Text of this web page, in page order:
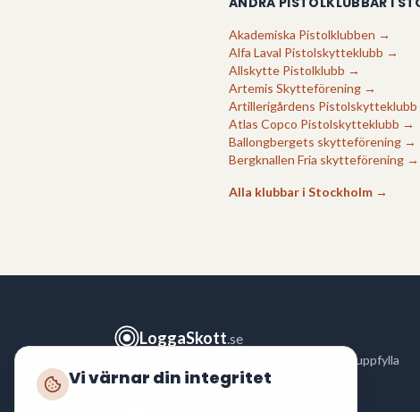
Akademiska Pistolklubben →
Alfa Laval Pistolskytteklubb →
Allskytte Pistolklubb →
Artemis Skytteförening →
Artillerigårdens Pistolskytteklubb
Atlas Copco Pistolskytteklubb →
Ballongbergets skytteförening →
Bergknallen Fria skytteförening →
Alla klubbar i Stockholm →
LoggaSkott.se
Logga ditt skytte snabbt och enkelt för att uppfylla
polisens krav enligtFAP 551-3
Vi värnar din integritet